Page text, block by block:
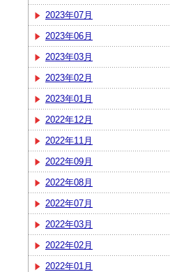
2023年07月
2023年06月
2023年03月
2023年02月
2023年01月
2022年12月
2022年11月
2022年09月
2022年08月
2022年07月
2022年03月
2022年02月
2022年01月